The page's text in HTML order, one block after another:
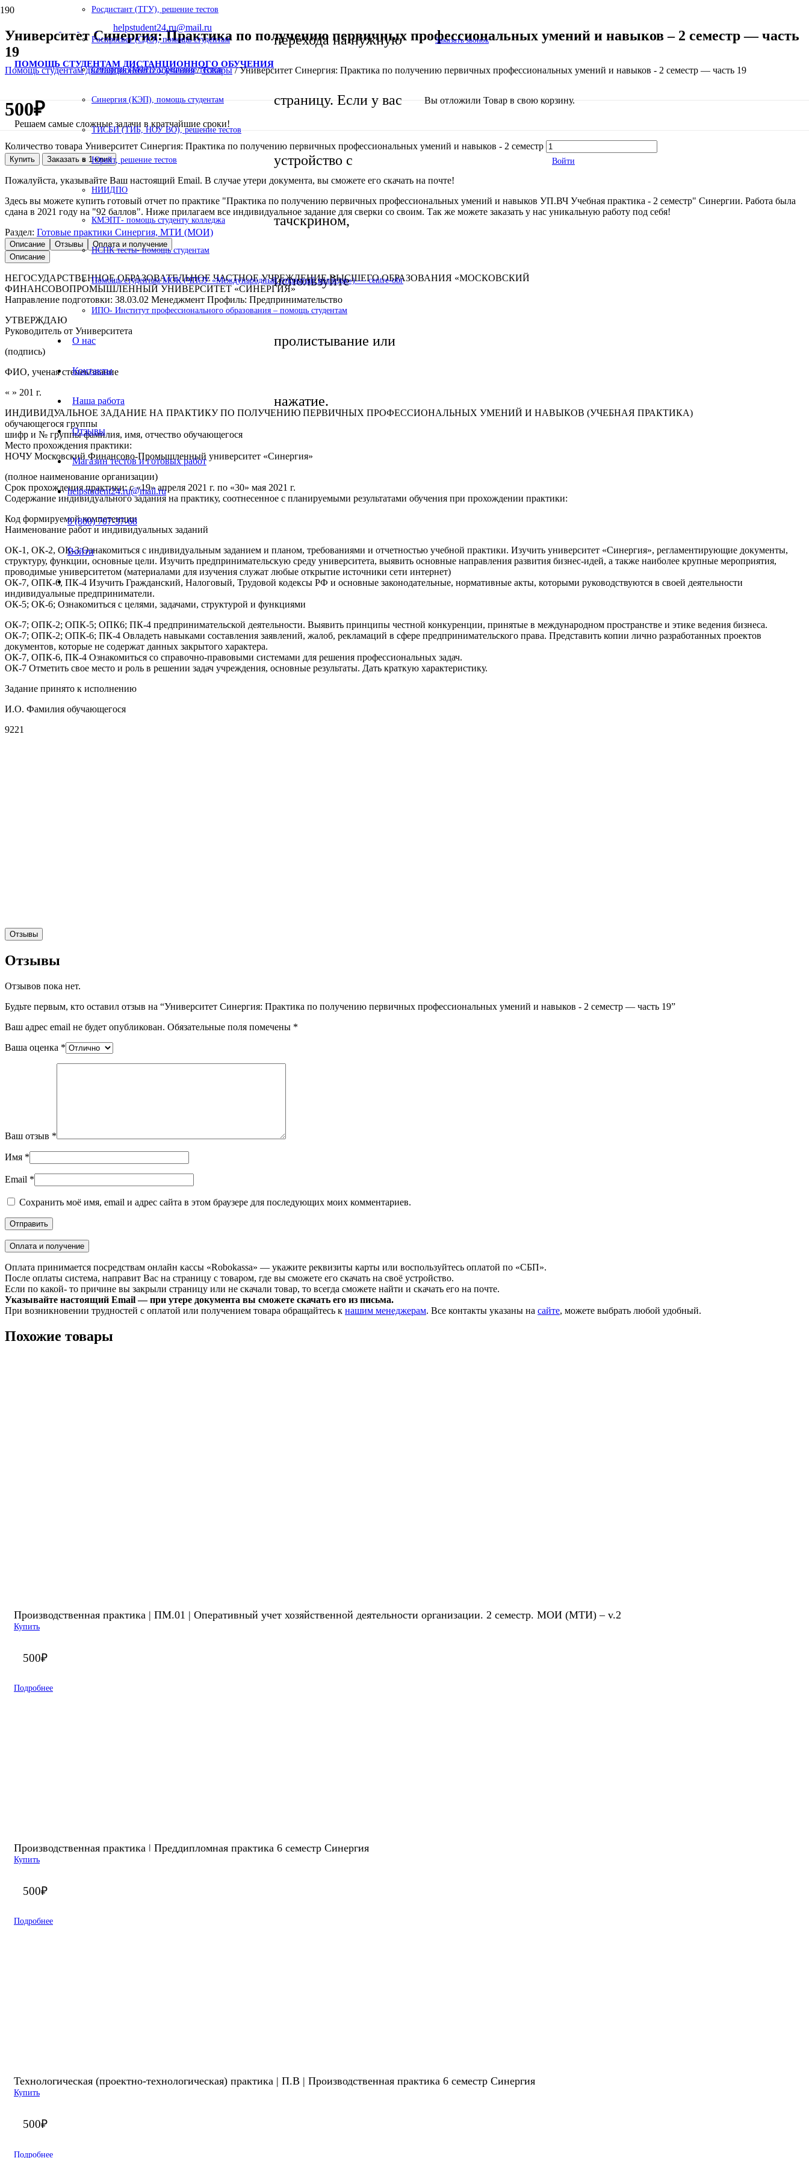
helpstudent24.ru@mail.ru
ПОМОЩЬ СТУДЕНТАМ ДИСТАНЦИОННОГО ОБУЧЕНИЯ
Решаем самые сложные задачи в кратчайшие сроки!
перехода на нужную
страницу. Если у вас
устройство с
тачскрином,
используйте
пролистывание или
нажатие.
Заказать звонок
Вы отложили Товар в свою корзину.
Войти
Росдистант (ТГУ), решение тестов
Роспросвет (СДО), помощь студентам
Синергия (МФПУ), решение тестов
Синергия (КЭП), помощь студентам
ТИСБИ (ТИБ, НОУ ВО), решение тестов
Юрайт, решение тестов
НИИДПО
КМЭПТ- помощь студенту колледжа
НСПК тесты- помощь студентам
Помощь студентам МОК (ЧПОУ «Международный открытый колледж») — centre-obr
ИПО- Институт профессионального образования – помощь студентам
О нас
Контакты
Наша работа
Отзывы
Магазин тестов и готовых работ
helpstudent24.ru@mail.ru
8 (800) 707-37-68
Войти
Университет Синергия: Практика по получению первичных профессиональных умений и навыков – 2 семестр — часть
19
Помощь студентам дистанционного обучения/Товары/Университет Синергия: Практика по получению первичных профессиональных умений и навыков - 2 семестр — часть 19
500₽
Количество товара Университет Синергия: Практика по получению первичных профессиональных умений и навыков - 2 семестр
Купить Заказать в 1 клик
Пожалуйста, указывайте Ваш настоящий Email. В случае утери документа, вы сможете его скачать на почте!
Здесь вы можете купить готовый отчет по практике "Практика по получению первичных профессиональных умений и навыков УП.ВЧ Учебная практика - 2 семестр" Синергии. Работа была
сдана в 2021 году на "92 баллов". Ниже прилагаем все индивидуальное задание для сверки со своим. Так же можете заказать у нас уникальную работу под себя!
Раздел: Готовые практики Синергия, МТИ (МОИ)
Описание Отзывы
Оплата и получение
Описание
НЕГОСУДАРСТВЕННОЕ ОБРАЗОВАТЕЛЬНОЕ ЧАСТНОЕ УЧРЕЖДЕНИЕ ВЫСШЕГО ОБРАЗОВАНИЯ «МОСКОВСКИЙ
ФИНАНСОВОПРОМЫШЛЕННЫЙ УНИВЕРСИТЕТ «СИНЕРГИЯ»
Направление подготовки: 38.03.02 Менеджмент Профиль: Предпринимательство
УТВЕРЖДАЮ
Руководитель от Университета
(подпись)
ФИО, ученая степеь/звание
« » 201 г.
ИНДИВИДУАЛЬНОЕ ЗАДАНИЕ НА ПРАКТИКУ ПО ПОЛУЧЕНИЮ ПЕРВИЧНЫХ ПРОФЕССИОНАЛЬНЫХ УМЕНИЙ И НАВЫКОВ (УЧЕБНАЯ ПРАКТИКА)
обучающегося группы
шифр и № группы фамилия, имя, отчество обучающегося
Место прохождения практики:
НОЧУ Московский Финансово-Промышленный университет «Синергия»
(полное наименование организации)
Срок прохождения практики: с «19» апреля 2021 г. по «30» мая 2021 г.
Содержание индивидуального задания на практику, соотнесенное с планируемыми результатами обучения при прохождении практики:
Код формируемой компетенции
Наименование работ и индивидуальных заданий
ОК-1, ОК-2, ОК-3 Ознакомиться с индивидуальным заданием и планом, требованиями и отчетностью учебной практики. Изучить университет «Синергия», регламентирующие документы,
структуру, функции, основные цели. Изучить предпринимательскую среду университета, выявить основные направления развития бизнес-идей, а также наиболее крупные мероприятия,
проводимые университетом (материалами для изучения служат любые открытие источники сети интернет)
ОК-7, ОПК-6, ПК-4 Изучить Гражданский, Налоговый, Трудовой кодексы РФ и основные законодательные, нормативные акты, которыми руководствуются в своей деятельности
индивидуальные предприниматели.
ОК-5; ОК-6; Ознакомиться с целями, задачами, структурой и функциями
ОК-7; ОПК-2; ОПК-5; ОПК6; ПК-4 предпринимательской деятельности. Выявить принципы честной конкуренции, принятые в международном пространстве и этике ведения бизнеса.
ОК-7; ОПК-2; ОПК-6; ПК-4 Овладеть навыками составления заявлений, жалоб, рекламаций в сфере предпринимательского права. Представить копии лично разработанных проектов
документов, которые не содержат данных закрытого характера.
ОК-7, ОПК-6, ПК-4 Ознакомиться со справочно-правовыми системами для решения профессиональных задач.
ОК-7 Отметить свое место и роль в решении задач учреждения, основные результаты. Дать краткую характеристику.
Задание принято к исполнению
И.О. Фамилия обучающегося
9221
Отзывы
Отзывы
Отзывов пока нет.
Будьте первым, кто оставил отзыв на “Университет Синергия: Практика по получению первичных профессиональных умений и навыков - 2 семестр — часть 19”
Ваш адрес email не будет опубликован. Обязательные поля помечены *
Ваша оценка *
Ваш отзыв *
Имя *
Email *
Сохранить моё имя, email и адрес сайта в этом браузере для последующих моих комментариев.
Оплата и получение
Оплата принимается посредствам онлайн кассы «Robokassa» — укажите реквизиты карты или воспользуйтесь оплатой по «СБП».
После оплаты система, направит Вас на страницу с товаром, где вы сможете его скачать на своё устройство.
Если по какой- то причине вы закрыли страницу или не скачали товар, то всегда сможете найти и скачать его на почте.
Указывайте настоящий Email — при утере документа вы сможете скачать его из письма.
При возникновении трудностей с оплатой или получением товара обращайтесь к нашим менеджерам. Все контакты указаны на сайте, можете выбрать любой удобный.
Похожие товары
Производственная практика | ПМ.01 | Оперативный учет хозяйственной деятельности организации. 2 семестр. МОИ (МТИ) – v.2
Купить
500₽
Подробнее
Производственная практика ǀ Преддипломная практика 6 семестр Синергия
Купить
500₽
Подробнее
Технологическая (проектно-технологическая) практика | П.В | Производственная практика 6 семестр Синергия
Купить
500₽
Подробнее